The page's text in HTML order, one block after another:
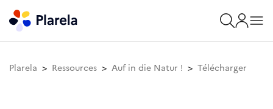
Plarela Ressources Auf in die Natur ! Télécharger